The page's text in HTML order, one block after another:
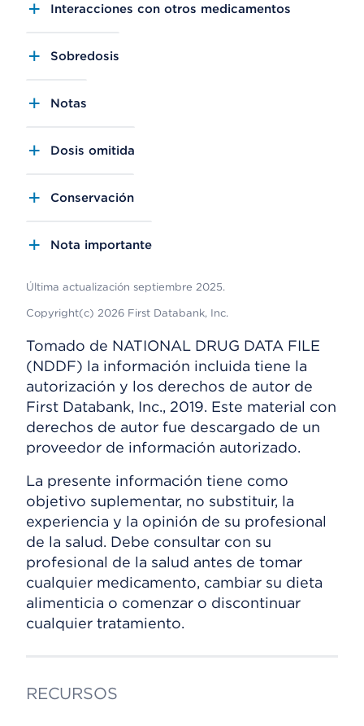
Interacciones con otros medicamentos
Sobredosis
Notas
Dosis omitida
Conservación
Nota importante
Última actualización septiembre 2025.
Copyright(c) 2026 First Databank, Inc.
Tomado de NATIONAL DRUG DATA FILE
(NDDF) la información incluida tiene la
autorización y los derechos de autor de
First Databank, Inc., 2019. Este material con
derechos de autor fue descargado de un
proveedor de información autorizado.
La presente información tiene como
objetivo suplementar, no substituir, la
experiencia y la opinión de su profesional
de la salud. Debe consultar con su
profesional de la salud antes de tomar
cualquier medicamento, cambiar su dieta
alimenticia o comenzar o discontinuar
cualquier tratamiento.
RECURSOS